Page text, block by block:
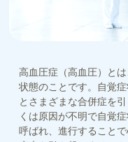
高血圧症（高血圧）と
状態のことです。自覚
とさまざまな合併症を
くは原因が不明で自覚
呼ばれ、進行すること